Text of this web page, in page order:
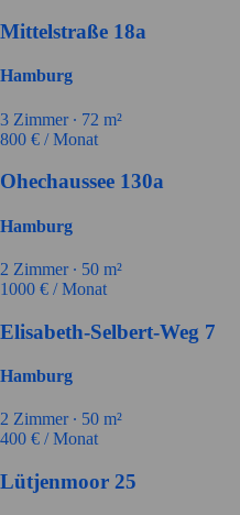
Mittelstraße 18a
Hamburg
3 Zimmer ∙ 72 m²
800 € / Monat
Ohechaussee 130a
Hamburg
2 Zimmer ∙ 50 m²
1000 € / Monat
Elisabeth-Selbert-Weg 7
Hamburg
2 Zimmer ∙ 50 m²
400 € / Monat
Lütjenmoor 25